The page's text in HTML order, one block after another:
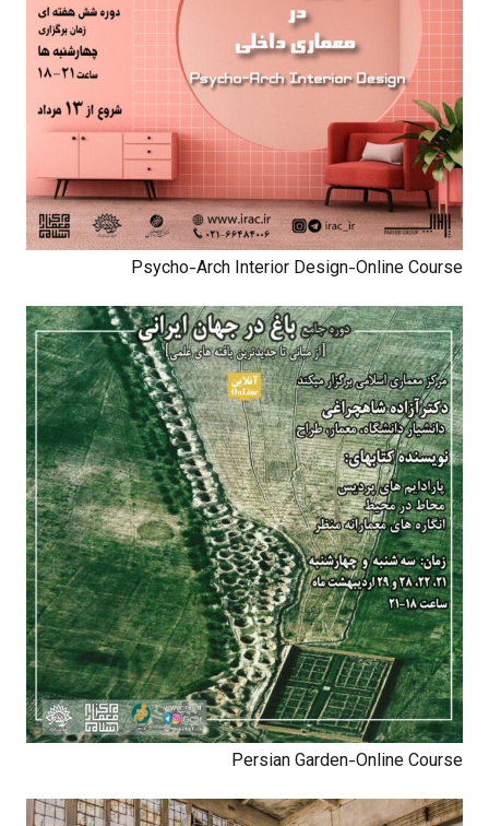
Psycho-Arch Interior Design-Online Course
Persian Garden-Online Course